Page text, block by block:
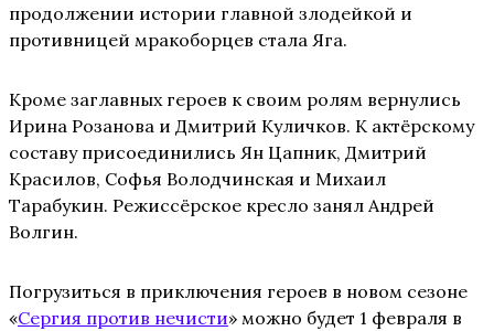
продолжении истории главной злодейкой и
противницей мракоборцев стала Яга.
Кроме заглавных героев к своим ролям вернулись
Ирина Розанова и Дмитрий Куличков. К актёрскому
составу присоединились Ян Цапник, Дмитрий
Красилов, Софья Володчинская и Михаил
Тарабукин. Режиссёрское кресло занял Андрей
Волгин.
Погрузиться в приключения героев в новом сезоне
«Сергия против нечисти» можно будет 1 февраля в